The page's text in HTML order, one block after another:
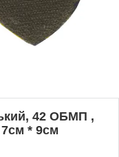
42 ОБМП ,
* 9см